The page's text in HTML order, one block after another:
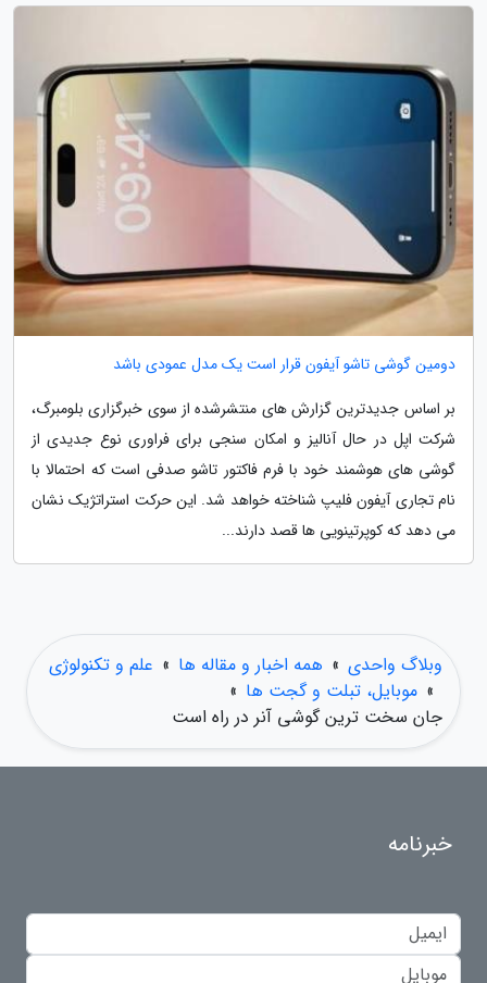
دومین گوشی تاشو آیفون قرار است یک مدل عمودی باشد
بر اساس جدیدترین گزارش های منتشرشده از سوی خبرگزاری بلومبرگ،
شرکت اپل در حال آنالیز و امکان سنجی برای فراوری نوع جدیدی از
گوشی های هوشمند خود با فرم فاکتور تاشو صدفی است که احتمالا با
نام تجاری آیفون فلیپ شناخته خواهد شد. این حرکت استراتژیک نشان
می دهد که کوپرتینویی ها قصد دارند...
وبلاگ واحدی » همه اخبار و مقاله ها » علم و تکنولوژی
» موبایل، تبلت و گجت ها »
جان سخت ترین گوشی آنر در راه است
خبرنامه